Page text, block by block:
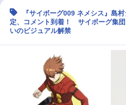
マンガ・ラノベ ゲーム・アプリ
最新記事一覧
アニメ記事一覧
『サイボーグ009 ネメシス』島
定、コメント到着！ サイボーグ集
いのビジュアル解禁